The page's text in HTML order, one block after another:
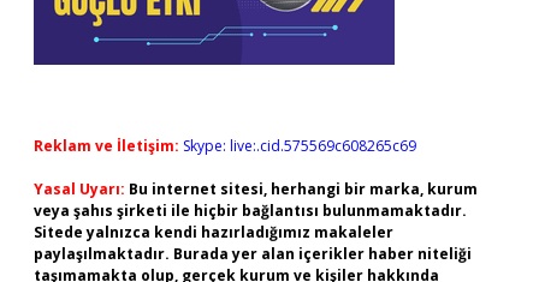
Reklam ve İletişim: Skype: live:.cid.575569c608265c69
Yasal Uyarı: Bu internet sitesi, herhangi bir marka, kurum
veya şahıs şirketi ile hiçbir bağlantısı bulunmamaktadır.
Sitede yalnızca kendi hazırladığımız makaleler
paylaşılmaktadır. Burada yer alan içerikler haber niteliği
taşımamakta olup, gerçek kurum ve kişiler hakkında